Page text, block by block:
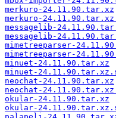
merkuro-24.11.90.tar.xz
merkuro-
messagelib-
messagelib-
mimetreeparser-
mimetreeparser-
minuet-24.11.90.tar.xz
minuet-
neochat-24.11.90.tar.xz
neochat-
okular-24.11.90.tar.xz
okular-